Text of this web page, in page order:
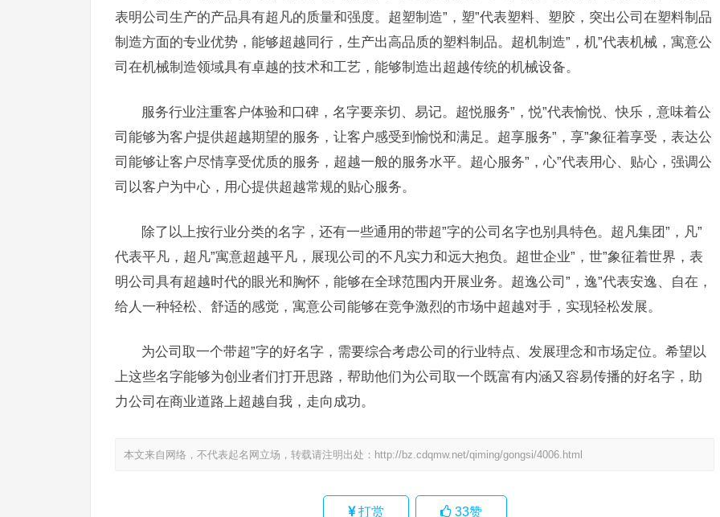
表明公司生产的产品具有超凡的质量和强度。超塑制造”，塑”代表塑料、塑胶，突出公司在塑料制品
制造方面的专业优势，能够超越同行，生产出高品质的塑料制品。超机制造”，机”代表机械，寓意公
司在机械制造领域具有卓越的技术和工艺，能够制造出超越传统的机械设备。
服务行业注重客户体验和口碑，名字要亲切、易记。超悦服务”，悦”代表愉悦、快乐，意味着公
司能够为客户提供超越期望的服务，让客户感受到愉悦和满足。超享服务”，享”象征着享受，表达公
司能够让客户尽情享受优质的服务，超越一般的服务水平。超心服务”，心”代表用心、贴心，强调公
司以客户为中心，用心提供超越常规的贴心服务。
除了以上按行业分类的名字，还有一些通用的带超”字的公司名字也别具特色。超凡集团”，凡”
代表平凡，超凡”寓意超越平凡，展现公司的不凡实力和远大抱负。超世企业”，世”象征着世界，表
明公司具有超越时代的眼光和胸怀，能够在全球范围内开展业务。超逸公司”，逸”代表安逸、自在，
给人一种轻松、舒适的感觉，寓意公司能够在竞争激烈的市场中超越对手，实现轻松发展。
为公司取一个带超”字的好名字，需要综合考虑公司的行业特点、发展理念和市场定位。希望以
上这些名字能够为创业者们打开思路，帮助他们为公司取一个既富有内涵又容易传播的好名字，助
力公司在商业道路上超越自我，走向成功。
本文来自网络，不代表起名网立场，转载请注明出处： http://bz.cdqmw.net/qiming/gongsi/4006.html
打赏 33赞